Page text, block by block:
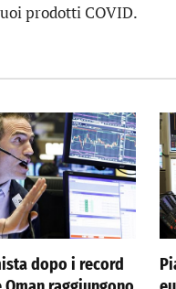
prodotti COVID.
dopo i record